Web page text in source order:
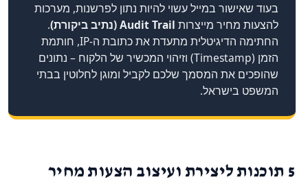
בעוד שאישור במייל עשוי להיות נתון לפרשנות, מערכות
להצעות מחיר מייצרות Audit Trail (נתיב ביקורת)
.
החתימה הדיגיטלית מתעדת את כתובת ה-IP, חותמת
הזמן (Timestamp) וזיהוי המכשיר של הלקוח – נתונים
שהופכים את המסמך שלכם לקביל ומוגן לחלוטין בבתי
המשפט בישראל.
5 תוכנות ליצירת ועיצוב הצעות מחיר